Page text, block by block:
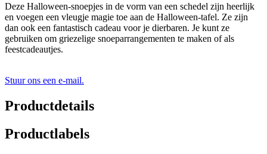
Deze Halloween-snoepjes in de vorm van een schedel zijn heerlijk
en voegen een vleugje magie toe aan de Halloween-tafel. Ze zijn
dan ook een fantastisch cadeau voor je dierbaren. Je kunt ze
gebruiken om griezelige snoeparrangementen te maken of als
feestcadeautjes.
Stuur ons een e-mail.
Productdetails
Productlabels